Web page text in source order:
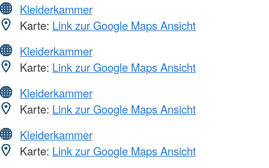
Kleiderkammer
Karte: Link zur Google Maps Ansicht
Kleiderkammer
Karte: Link zur Google Maps Ansicht
Kleiderkammer
Karte: Link zur Google Maps Ansicht
Kleiderkammer
Karte: Link zur Google Maps Ansicht